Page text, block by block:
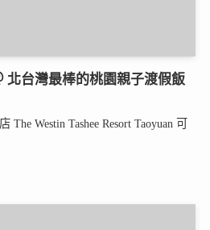
北台灣最棒的桃園親子渡假飯
Westin Tashee Resort Taoyuan 可